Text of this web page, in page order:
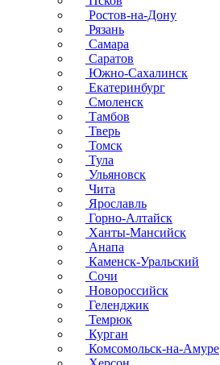
Ростов-на-Дону
Рязань
Самара
Саратов
Южно-Сахалинск
Екатеринбург
Смоленск
Тамбов
Тверь
Томск
Тула
Ульяновск
Чита
Ярославль
Горно-Алтайск
Ханты-Мансийск
Анапа
Каменск-Уральский
Сочи
Новороссийск
Геленджик
Темрюк
Курган
Комсомольск-на-Амуре